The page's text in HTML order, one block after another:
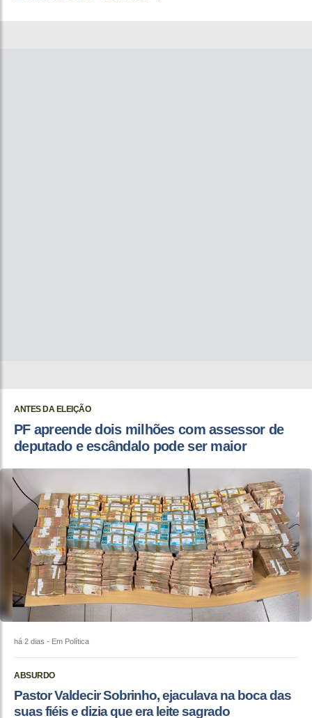
ANTES DA ELEIÇÃO
PF apreende dois milhões com assessor de
deputado e escândalo pode ser maior
há 2 dias - Em Política
ABSURDO
Pastor Valdecir Sobrinho, ejaculava na boca das
suas fiéis e dizia que era leite sagrado